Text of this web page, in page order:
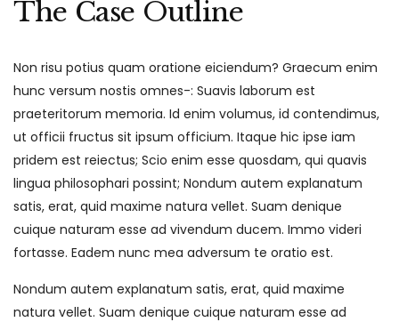
The Case Outline
Non risu potius quam oratione eiciendum? Graecum enim
hunc versum nostis omnes-: Suavis laborum est
praeteritorum memoria. Id enim volumus, id contendimus,
ut officii fructus sit ipsum officium. Itaque hic ipse iam
pridem est reiectus; Scio enim esse quosdam, qui quavis
lingua philosophari possint; Nondum autem explanatum
satis, erat, quid maxime natura vellet. Suam denique
cuique naturam esse ad vivendum ducem. Immo videri
fortasse. Eadem nunc mea adversum te oratio est.
Nondum autem explanatum satis, erat, quid maxime
natura vellet. Suam denique cuique naturam esse ad